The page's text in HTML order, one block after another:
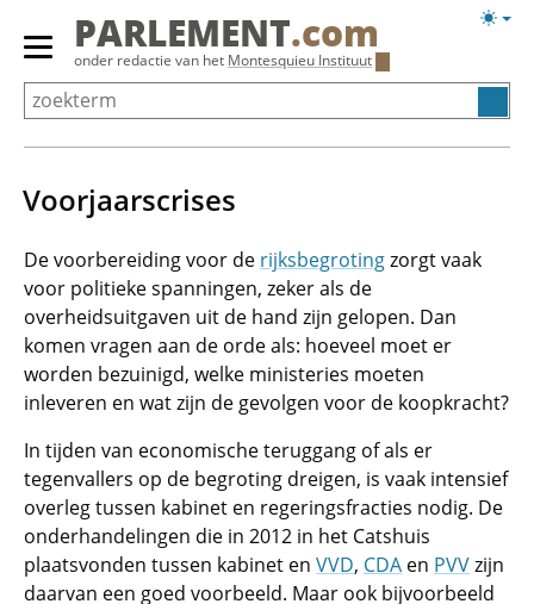
Overslaan
Primair
menu
tonen/verbergen
PARLEMENT.com
onder redactie van het Montesquieu Instituut
Voorjaarscrises
De voorbereiding voor de rijksbegrotingzorgt vaak
voor politieke spanningen, zeker als de
overheidsuitgaven uit de hand zijn gelopen. Dan
komen vragen aan de orde als: hoeveel moet er
worden bezuinigd, welke ministeries moeten
inleveren en wat zijn de gevolgen voor de koopkracht?
In tijden van economische teruggang of als er
tegenvallers op de begroting dreigen, is vaak intensief
overleg tussen kabinet en regeringsfracties nodig. De
onderhandelingen die in 2012 in het Catshuis
plaatsvonden tussen kabinet en VVD, CDA en PVVzijn
daarvan een goed voorbeeld. Maar ook bijvoorbeeld